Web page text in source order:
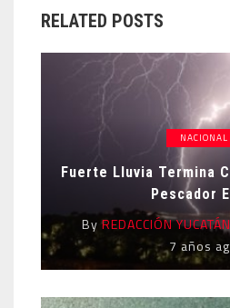
RELATED POSTS
NACIONAL
Fuerte Lluvia Termina
Pescador
ByREDACCIÓN
7 años